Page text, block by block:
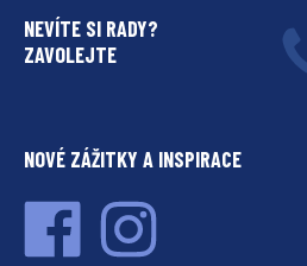
NEVÍTE SI RADY?
ZAVOLEJTE
NOVÉ ZÁŽITKY A INSPIRACE